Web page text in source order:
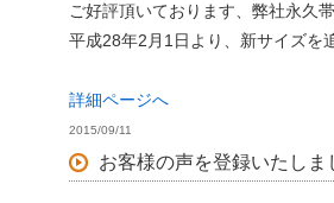
ご好評頂いております、弊社永久
平成28年2月1日より、新サイズを
詳細ページへ
2015/09/11
お客様の声を登録いたしま